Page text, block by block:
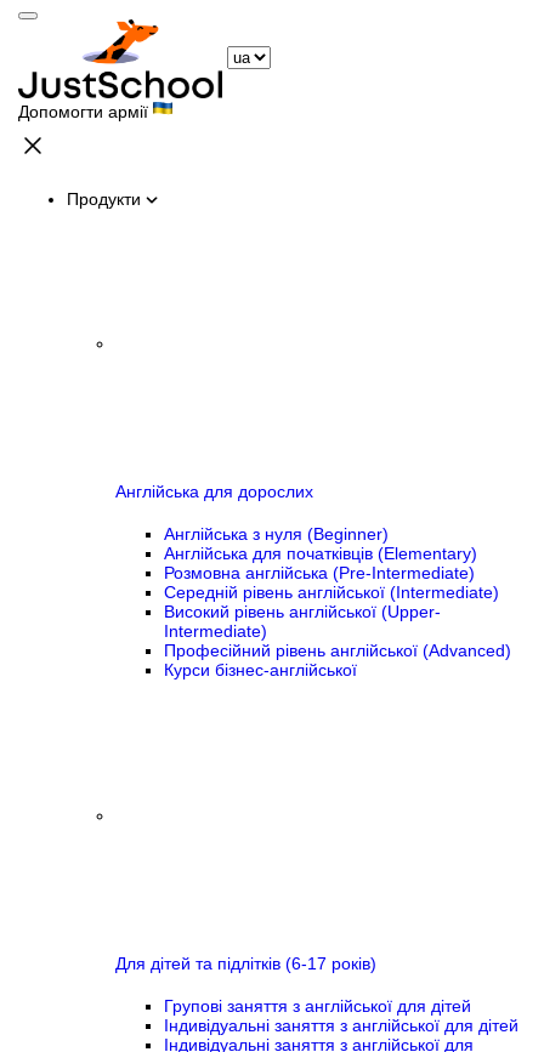
Допомогти армії
Продукти
Англійська для дорослих
Англійська з нуля (Beginner)
Англійська для початківців (Elementary)
Розмовна англійська (Pre-Intermediate)
Середній рівень англійської (Intermediate)
Високий рівень англійської (Upper-
Intermediate)
Професійний рівень англійської (Advanced)
Курси бізнес-англійської
Для дітей та підлітків (6-17 років)
Групові заняття з англійської для дітей
Індивідуальні заняття з англійської для дітей
Індивідуальні заняття з англійської для